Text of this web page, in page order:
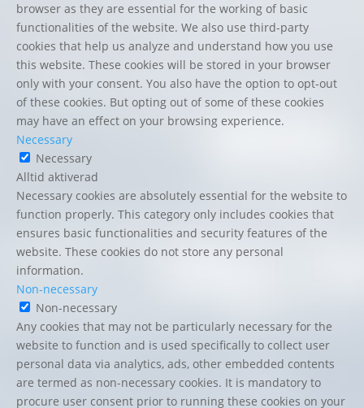
browser as they are essential for the working of basic
functionalities of the website. We also use third-party
cookies that help us analyze and understand how you use
this website. These cookies will be stored in your browser
only with your consent. You also have the option to opt-out
of these cookies. But opting out of some of these cookies
may have an effect on your browsing experience.
Necessary
Necessary
Alltid aktiverad
Necessary cookies are absolutely essential for the website to
function properly. This category only includes cookies that
ensures basic functionalities and security features of the
website. These cookies do not store any personal
information.
Non-necessary
Non-necessary
Any cookies that may not be particularly necessary for the
website to function and is used specifically to collect user
personal data via analytics, ads, other embedded contents
are termed as non-necessary cookies. It is mandatory to
procure user consent prior to running these cookies on your